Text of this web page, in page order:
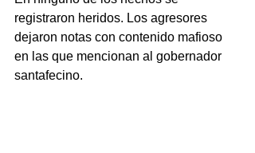
registraron heridos. Los agresores
dejaron notas con contenido mafioso
en las que mencionan al gobernador
santafecino.